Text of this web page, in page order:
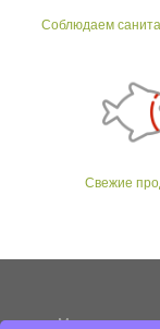
Соблюдаем
Свежие
Мы стараемся